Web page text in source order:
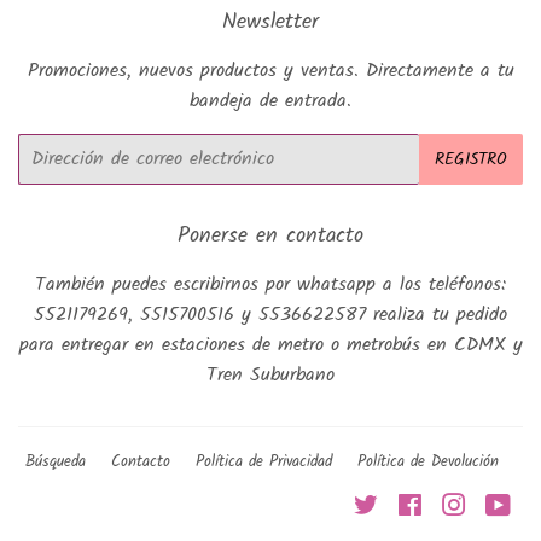
Newsletter
Promociones, nuevos productos y ventas. Directamente a tu
bandeja de entrada.
Correo
electrónico
REGISTRO
Ponerse en contacto
También puedes escribirnos por whatsapp a los teléfonos:
5521179269, 5515700516 y 5536622587 realiza tu pedido
para entregar en estaciones de metro o metrobús en CDMX y
Tren Suburbano
Búsqueda Contacto Política de Privacidad Política de Devolución
Twitter Facebook